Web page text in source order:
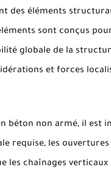
des éléments
sont conçus
globale de la
et forces
béton non armé, il est
requise, les
les chaînages